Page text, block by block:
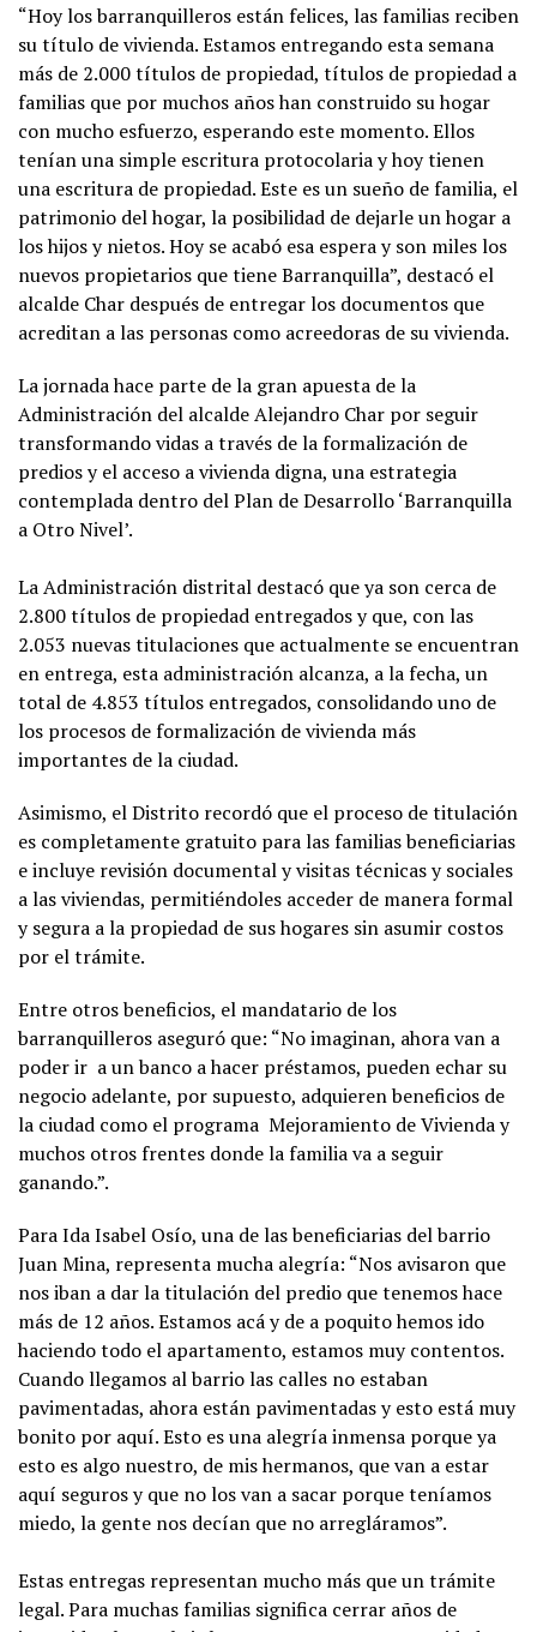
“Hoy los barranquilleros están felices, las familias reciben
su título de vivienda. Estamos entregando esta semana
más de 2.000 títulos de propiedad, títulos de propiedad a
familias que por muchos años han construido su hogar
con mucho esfuerzo, esperando este momento. Ellos
tenían una simple escritura protocolaria y hoy tienen
una escritura de propiedad. Este es un sueño de familia, el
patrimonio del hogar, la posibilidad de dejarle un hogar a
los hijos y nietos. Hoy se acabó esa espera y son miles los
nuevos propietarios que tiene Barranquilla”, destacó el
alcalde Char después de entregar los documentos que
acreditan a las personas como acreedoras de su vivienda.
La jornada hace parte de la gran apuesta de la
Administración del alcalde Alejandro Char por seguir
transformando vidas a través de la formalización de
predios y el acceso a vivienda digna, una estrategia
contemplada dentro del Plan de Desarrollo ‘Barranquilla
a Otro Nivel’.
La Administración distrital destacó que ya son cerca de
2.800 títulos de propiedad entregados y que, con las
2.053 nuevas titulaciones que actualmente se encuentran
en entrega, esta administración alcanza, a la fecha, un
total de 4.853 títulos entregados, consolidando uno de
los procesos de formalización de vivienda más
importantes de la ciudad.
Asimismo, el Distrito recordó que el proceso de titulación
es completamente gratuito para las familias beneficiarias
e incluye revisión documental y visitas técnicas y sociales
a las viviendas, permitiéndoles acceder de manera formal
y segura a la propiedad de sus hogares sin asumir costos
por el trámite.
Entre otros beneficios, el mandatario de los
barranquilleros aseguró que: “No imaginan, ahora van a
poder ir a un banco a hacer préstamos, pueden echar su
negocio adelante, por supuesto, adquieren beneficios de
la ciudad como el programa Mejoramiento de Vivienda y
muchos otros frentes donde la familia va a seguir
ganando.”.
Para Ida Isabel Osío, una de las beneficiarias del barrio
Juan Mina, representa mucha alegría: “Nos avisaron que
nos iban a dar la titulación del predio que tenemos hace
más de 12 años. Estamos acá y de a poquito hemos ido
haciendo todo el apartamento, estamos muy contentos.
Cuando llegamos al barrio las calles no estaban
pavimentadas, ahora están pavimentadas y esto está muy
bonito por aquí. Esto es una alegría inmensa porque ya
esto es algo nuestro, de mis hermanos, que van a estar
aquí seguros y que no los van a sacar porque teníamos
miedo, la gente nos decían que no arregláramos”.
Estas entregas representan mucho más que un trámite
legal. Para muchas familias significa cerrar años de